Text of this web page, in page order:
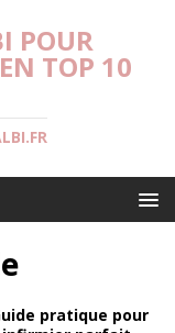
POUR
TOP 10
pratique pour